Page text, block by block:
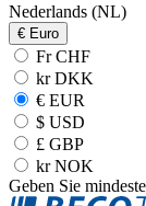
Nederlands (NL)
€ Euro
Fr CHF
kr DKK
€ EUR
$ USD
£ GBP
kr NOK
Geben Sie